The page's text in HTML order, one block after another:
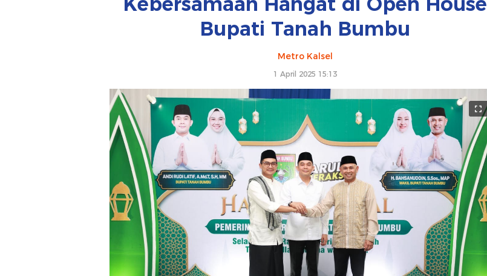
Bupati Tanah Bumbu
Metro Kalsel
1 April 2025 15:13